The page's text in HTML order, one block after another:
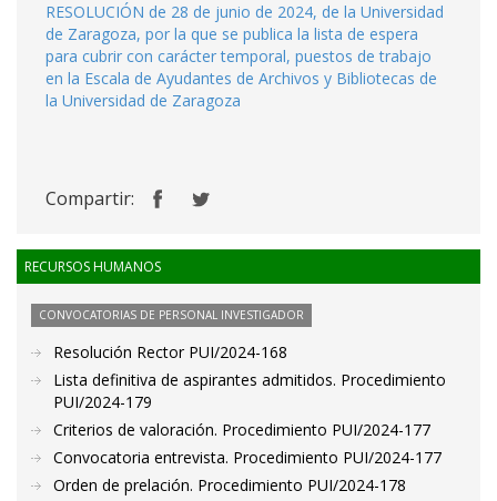
RESOLUCIÓN de 28 de junio de 2024, de la Universidad
de Zaragoza, por la que se publica la lista de espera
para cubrir con carácter temporal, puestos de trabajo
en la Escala de Ayudantes de Archivos y Bibliotecas de
la Universidad de Zaragoza
Compartir:
RECURSOS HUMANOS
CONVOCATORIAS DE PERSONAL INVESTIGADOR
Resolución Rector PUI/2024-168
Lista definitiva de aspirantes admitidos. Procedimiento
PUI/2024-179
Criterios de valoración. Procedimiento PUI/2024-177
Convocatoria entrevista. Procedimiento PUI/2024-177
Orden de prelación. Procedimiento PUI/2024-178